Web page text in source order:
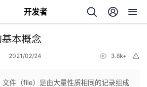
开发者
本概念
2021/02/24 3.8k+
文件（file）是由大量性质相同的记录组成